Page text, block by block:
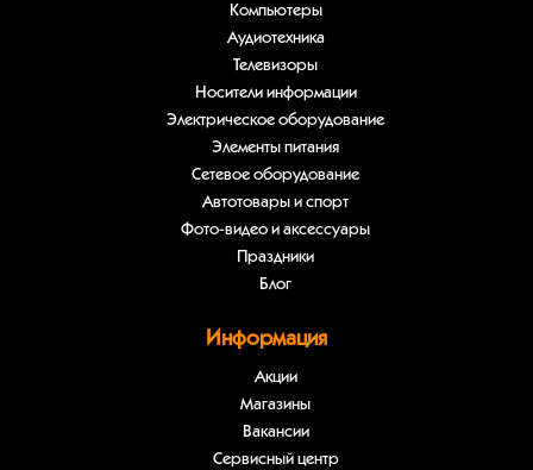
Компьютеры
Аудиотехника
Телевизоры
Носители информации
Электрическое оборудование
Элементы питания
Сетевое оборудование
Автотовары и спорт
Фото-видео и аксессуары
Праздники
Блог
Информация
Акции
Магазины
Вакансии
Сервисный центр